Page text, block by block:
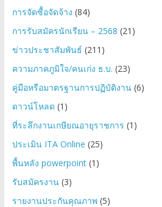
การจัดซื้อจัดจ้าง (84)
การรับสมัครนักเรียน – 2568 (21)
ข่าวประชาสัมพันธ์ (211)
ความภาคภูมิใจ/คนเก่ง ธ.บ. (23)
คู่มือหรือมาตรฐานการปฏิบัติงาน(6)
ดาวน์โหลด (1)
ที่ระลึกงานเกษียณอายุราชการ (1)
ประเมิน ITA Online (25)
พื้นหลัง powerpoint(1)
รับสมัครงาน(3)
รายงานประกันคุณภาพ(5)